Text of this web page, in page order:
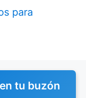
para
tu buzón